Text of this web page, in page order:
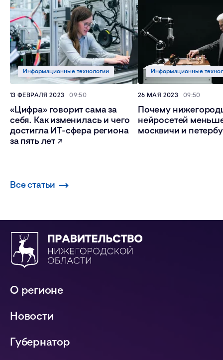
«Цифра» говорит сама за
себя. Как изменилась и чего
достигла ИТ-сфера региона
за пять лет
Информационные технологии
13 ФЕВРАЛЯ 2023 09:50
Почему
нейросетей
москвичи и
Информационные
26 МАЯ 2023 09:50
Все статьи
О регионе
Новости
Губернатор